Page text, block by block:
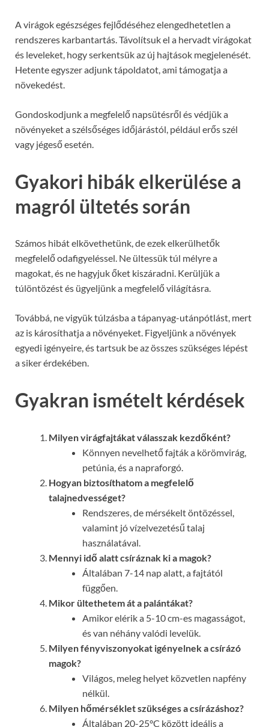
A virágok egészséges fejlődéséhez elengedhetetlen a
rendszeres karbantartás. Távolítsuk el a hervadt virágokat
és leveleket, hogy serkentsük az új hajtások megjelenését.
Hetente egyszer adjunk tápoldatot, ami támogatja a
növekedést.
Gondoskodjunk a megfelelő napsütésről és védjük a
növényeket a szélsőséges időjárástól, például erős szél
vagy jégeső esetén.
Gyakori hibák elkerülése a
magról ültetés során
Számos hibát elkövethetünk, de ezek elkerülhetők
megfelelő odafigyeléssel. Ne ültessük túl mélyre a
magokat, és ne hagyjuk őket kiszáradni. Kerüljük a
túlöntözést és ügyeljünk a megfelelő világításra.
Továbbá, ne vigyük túlzásba a tápanyag-utánpótlást, mert
az is károsíthatja a növényeket. Figyeljünk a növények
egyedi igényeire, és tartsuk be az összes szükséges lépést
a siker érdekében.
Gyakran ismételt kérdések
Milyen virágfajtákat válasszak kezdőként?
Könnyen nevelhető fajták a körömvirág,
petúnia, és a napraforgó.
Hogyan biztosíthatom a megfelelő
talajnedvességet?
Rendszeres, de mérsékelt öntözéssel,
valamint jó vízelvezetésű talaj
használatával.
Mennyi idő alatt csíráznak ki a magok?
Általában 7-14 nap alatt, a fajtától
függően.
Mikor ültethetem át a palántákat?
Amikor elérik a 5-10 cm-es magasságot,
és van néhány valódi levelük.
Milyen fényviszonyokat igényelnek a csírázó
magok?
Világos, meleg helyet közvetlen napfény
nélkül.
Milyen hőmérséklet szükséges a csírázáshoz?
Általában 20-25°C között ideális a